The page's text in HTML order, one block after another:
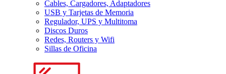
Cables, Cargadores, Adaptadores
USB y Tarjetas de Memoria
Regulador, UPS y Multitoma
Discos Duros
Redes, Routers y Wifi
Sillas de Oficina